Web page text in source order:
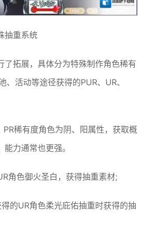
抽重系统
了拓展，具体分为特殊制作角色稀有
、活动等途径获得的PUR、UR、
PR稀有度角色为阴、阳属性，获取概
力通常也更强。
角色御火圣白，获得抽重素材;
的UR角色柔光庇佑抽重时获得的抽